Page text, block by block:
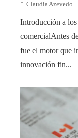
Claudia Azevedo
Introducción a
comercialAntes
fue el motor que
innovación fin...